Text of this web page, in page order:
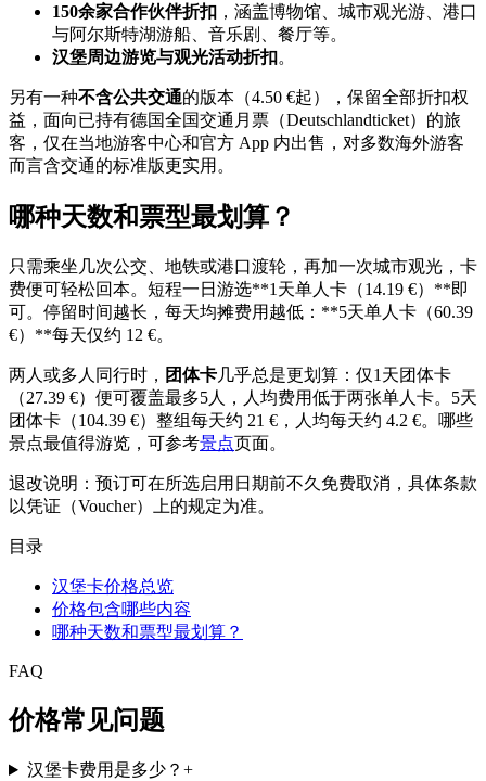
150余家合作伙伴折扣 ，涵盖博物馆、城市观光游、港口
与阿尔斯特湖游船、音乐剧、餐厅等。
汉堡周边游览与观光活动折扣。
另有一种不含公共交通的版本（4.50 €起），保留全部折扣权
益，面向已持有德国全国交通月票（Deutschlandticket）的旅
客，仅在当地游客中心和官方 App 内出售，对多数海外游客
而言含交通的标准版更实用。
哪种天数和票型最划算？
只需乘坐几次公交、地铁或港口渡轮，再加一次城市观光，卡
费便可轻松回本。短程一日游选**1天单人卡（14.19 €）**即
可。停留时间越长，每天均摊费用越低：**5天单人卡（60.39
€）**每天仅约 12 €。
两人或多人同行时， 团体卡几乎总是更划算：仅1天团体卡
（27.39 €）便可覆盖最多5人，人均费用低于两张单人卡。5天
团体卡（104.39 €）整组每天约 21 €，人均每天约 4.2 €。哪些
景点最值得游览，可参考景点页面。
退改说明：预订可在所选启用日期前不久免费取消，具体条款
以凭证（Voucher）上的规定为准。
目录
汉堡卡价格总览
价格包含哪些内容
哪种天数和票型最划算？
FAQ
价格常见问题
汉堡卡费用是多少？ +